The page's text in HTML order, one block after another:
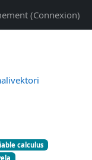
(Connexion)
calculus